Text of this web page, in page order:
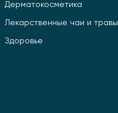
Дерматокосметика
Лекарственные чаи и травы
Здоровье